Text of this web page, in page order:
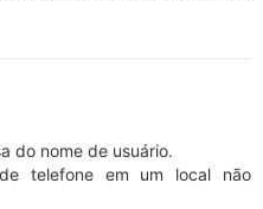
do nome de usuário.
telefone em um local não